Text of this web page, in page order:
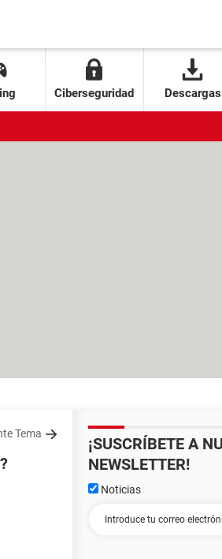
Ciberseguridad Descargas
Tema
¡SUSCRÍBETE A
NEWSLETTER!
Noticias